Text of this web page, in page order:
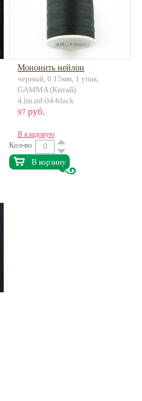
Мононить нейлон
черный, 0.15мм, 1 упак,
GAMMA (Китай)
4.lm.mf-04-black
97 руб.
В кладовую
Кол-во
В корзину